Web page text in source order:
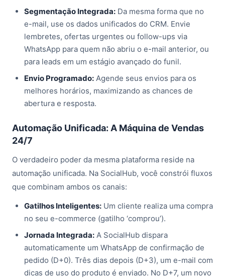
Segmentação Integrada: Da mesma forma que no
e-mail, use os dados unificados do CRM. Envie
lembretes, ofertas urgentes ou follow-ups via
WhatsApp para quem não abriu o e-mail anterior, ou
para leads em um estágio avançado do funil.
Envio Programado: Agende seus envios para os
melhores horários, maximizando as chances de
abertura e resposta.
Automação Unificada: A Máquina de Vendas
24/7
O verdadeiro poder da mesma plataforma reside na
automação unificada. Na SocialHub, você constrói fluxos
que combinam ambos os canais:
Gatilhos Inteligentes: Um cliente realiza uma compra
no seu e-commerce (gatilho ‘comprou’).
Jornada Integrada: A SocialHub dispara
automaticamente um WhatsApp de confirmação de
pedido (D+0). Três dias depois (D+3), um e-mail com
dicas de uso do produto é enviado. No D+7, um novo